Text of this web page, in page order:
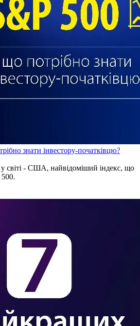
знати інвестору-початківцю?
у світі - США, найвідоміший індекс, що
500.